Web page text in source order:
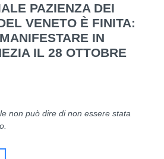
PAZIENZA DEI
VENETO È FINITA:
IN
IL 28 OTTOBRE
non può dire di non essere stata